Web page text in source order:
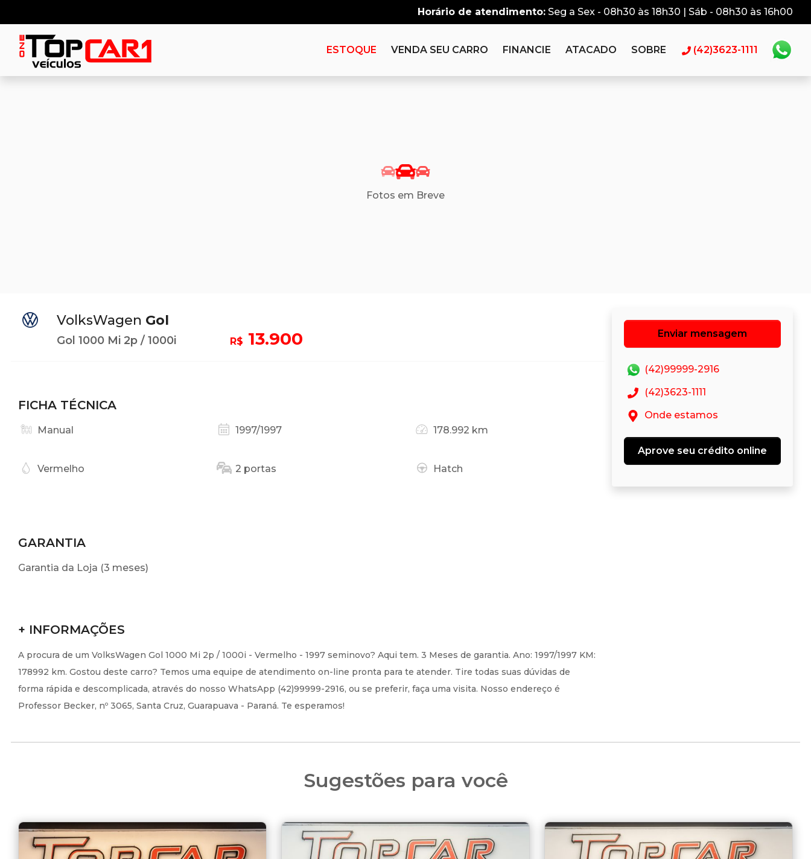
Horário de atendimento: Seg a Sex - 08h30 às 18h30 | Sáb - 08h30 às 16h00
ESTOQUE VENDA SEU CARRO FINANCIE ATACADO SOBRE (42)3623-1111
Fotos em Breve
VolksWagen Gol
Gol 1000 Mi 2p / 1000i R$ 13.900
FICHA TÉCNICA
Manual 1997/1997 178.992 km
Vermelho 2 portas Hatch
GARANTIA
Garantia da Loja (3 meses)
+ INFORMAÇÕES
A procura de um VolksWagen Gol 1000 Mi 2p / 1000i - Vermelho - 1997 seminovo? Aqui tem. 3 Meses de garantia. Ano: 1997/1997 KM:
178992 km. Gostou deste carro? Temos uma equipe de atendimento on-line pronta para te atender. Tire todas suas dúvidas de
forma rápida e descomplicada, através do nosso WhatsApp (42)99999-2916, ou se preferir, faça uma visita. Nosso endereço é
Professor Becker, nº 3065, Santa Cruz, Guarapuava - Paraná. Te esperamos!
Enviar mensagem
(42)99999-2916
(42)3623-1111
Onde estamos
Aprove seu crédito online
Sugestões para você